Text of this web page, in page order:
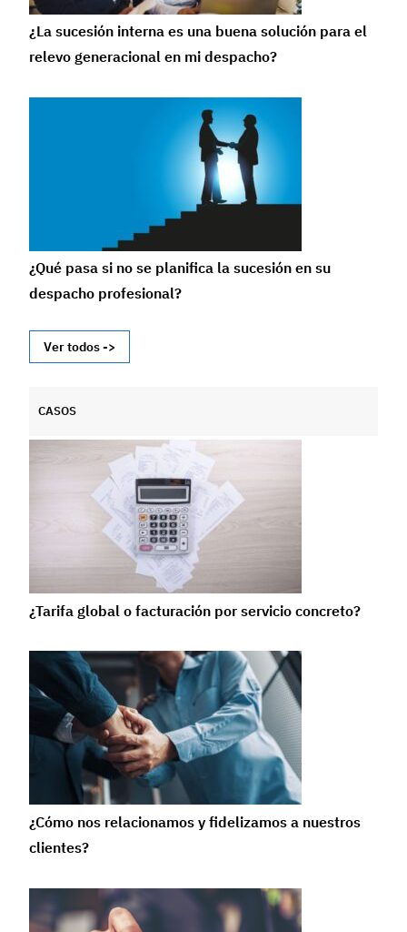
¿La sucesión interna es una buena solución para el
relevo generacional en mi despacho?
¿Qué pasa si no se planifica la sucesión en su
despacho profesional?
Ver todos ->
CASOS
¿Tarifa global o facturación por servicio concreto?
¿Cómo nos relacionamos y fidelizamos a nuestros
clientes?